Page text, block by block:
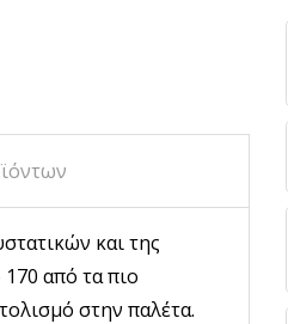
και της
από τα πιο
στην παλέτα.